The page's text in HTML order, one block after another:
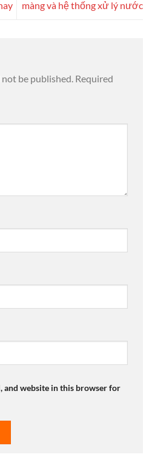
màng và hệ thống xử lý nước
be published. Required
and website in this browser for